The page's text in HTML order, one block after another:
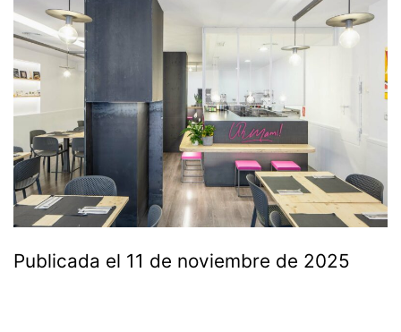
Publicada el 11 de noviembre de 2025